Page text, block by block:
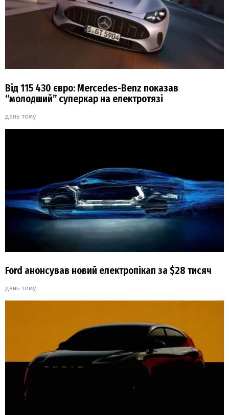
Від 115 430 євро: Mercedes-Benz показав
“молодший” суперкар на електротязі
день тому
Ford анонсував новий електропікап за $28 тисяч
день тому